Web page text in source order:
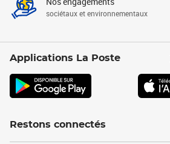
sociétaux et environnementaux
Applications La Poste
Restons connectés